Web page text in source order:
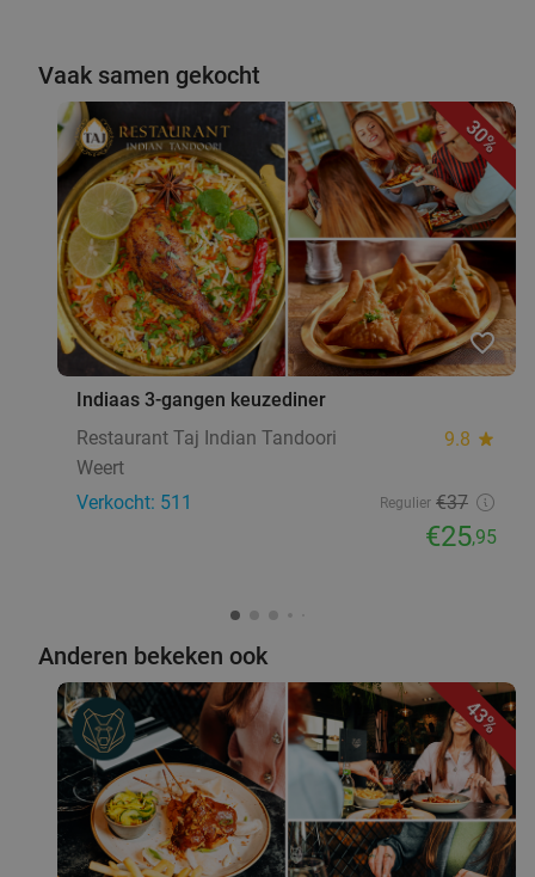
Vaak samen gekocht
30%
favorite_border
Indiaas 3-gangen keuzediner
Restaurant Taj Indian Tandoori
9.8 star
Weert
Verkocht: 511
Regulier €37
€25,95
Anderen bekeken ook
43%